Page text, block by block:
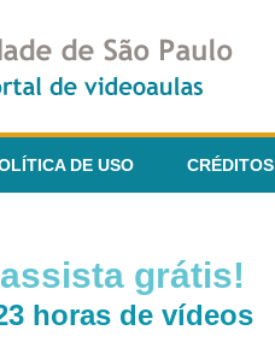
DE USO CRÉDITOS
grátis!
horas de vídeos